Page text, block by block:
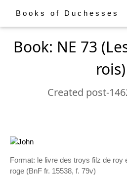
Books of Duchesses
Book: NE 73
rois)
Created post-
Format: le livre des troys filz de roy
roge (BnF fr. 15538, f. 79v)